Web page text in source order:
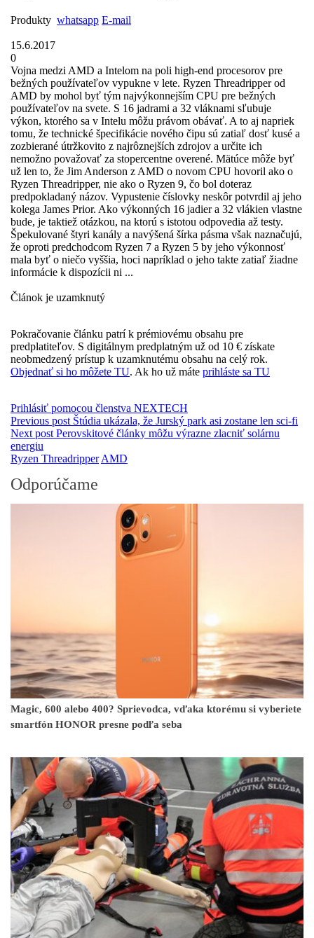
Produkty whatsapp E-mail
15.6.2017
0
Vojna medzi AMD a Intelom na poli high-end procesorov pre
bežných používateľov vypukne v lete. Ryzen Threadripper od
AMD by mohol byť tým najvýkonnejším CPU pre bežných
používateľov na svete. S 16 jadrami a 32 vláknami sľubuje
výkon, ktorého sa v Intelu môžu právom obávať. A to aj napriek
tomu, že technické špecifikácie nového čipu sú zatiaľ dosť kusé a
zozbierané útržkovito z najrôznejších zdrojov a určite ich
nemožno považovať za stopercentne overené. Mätúce môže byť
už len to, že Jim Anderson z AMD o novom CPU hovoril ako o
Ryzen Threadripper, nie ako o Ryzen 9, čo bol doteraz
predpokladaný názov. Vypustenie číslovky neskôr potvrdil aj jeho
kolega James Prior. Ako výkonných 16 jadier a 32 vlákien vlastne
bude, je taktiež otázkou, na ktorú s istotou odpovedia až testy.
Špekulované štyri kanály a navýšená šírka pásma však naznačujú,
že oproti predchodcom Ryzen 7 a Ryzen 5 by jeho výkonnosť
mala byť o niečo vyššia, hoci napríklad o jeho takte zatiaľ žiadne
informácie k dispozícii ni ...
Článok je uzamknutý
Pokračovanie článku patrí k prémiovému obsahu pre
predplatiteľov. S digitálnym predplatným už od 10 € získate
neobmedzený prístup k uzamknutému obsahu na celý rok.
Objednať si ho môžete TU. Ak ho už máte prihláste sa TU
Prihlásiť pomocou členstva NEXTECH
Previous post Štúdia ukázala, že Jurský park asi zostane len sci-fi
Next post Perovskitové články môžu výrazne zlacniť solárnu
energiu
Ryzen Threadripper AMD
Odporúčame
Magic, 600 alebo 400? Sprievodca, vďaka ktorému si vyberiete
smartfón HONOR presne podľa seba